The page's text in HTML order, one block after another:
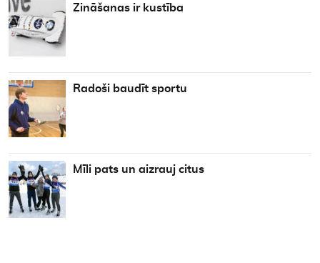
Zināšanas ir kustība
Radoši baudīt sportu
Mīli pats un aizrauj citus